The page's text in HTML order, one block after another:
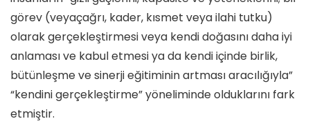
görev (veyaçağrı, kader, kısmet veya ilahi tutku)
olarak gerçekleştirmesi veya kendi doğasını daha iyi
anlaması ve kabul etmesi ya da kendi içinde birlik,
bütünleşme ve sinerji eğitiminin artması aracılığıyla”
“kendini gerçekleştirme” yöneliminde olduklarını fark
etmiştir.